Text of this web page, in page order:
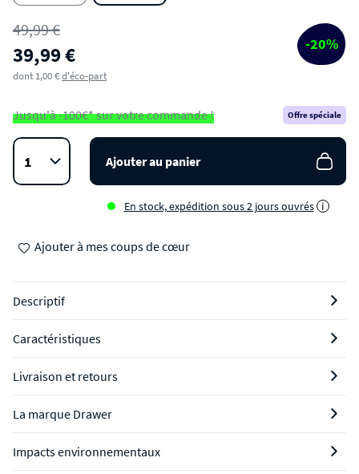
49,99 €
39,99 € -20%
dont 1,00 €d'éco-part
Jusqu'à -100€* sur votre commande ! Offre spéciale
Ajouter au panier
En stock, expédition sous 2 jours ouvrés i
Ajouter à mes coups de cœur
Descriptif
Caractéristiques
Livraison et retours
La marque Drawer
Impacts environnementaux